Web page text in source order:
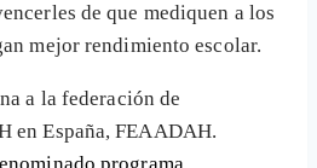
de que mediquen a los
mejor rendimiento escolar.
a la federación de
en España, FEAADAH.